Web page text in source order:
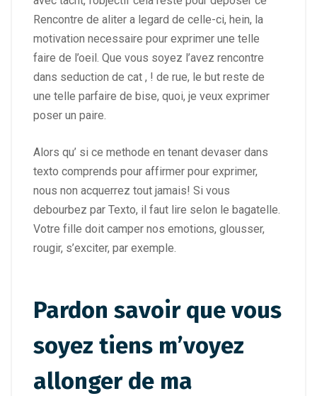
Rencontre de aliter a legard de celle-ci, hein, la
motivation necessaire pour exprimer une telle
faire de l’oeil. Que vous soyez l’avez rencontre
dans seduction de cat , ! de rue, le but reste de
une telle parfaire de bise, quoi, je veux exprimer
poser un paire.
Alors qu’ si ce methode en tenant devaser dans
texto comprends pour affirmer pour exprimer,
nous non acquerrez tout jamais! Si vous
debourbez par Texto, il faut lire selon le bagatelle.
Votre fille doit camper nos emotions, glousser,
rougir, s’exciter, par exemple.
Pardon savoir que vous
soyez tiens m’voyez
allonger de ma